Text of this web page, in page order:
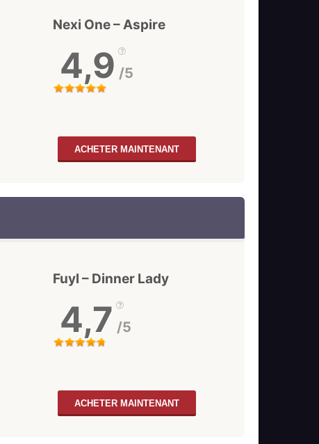
Nexi One – Aspire
4,9 /5
ACHETER MAINTENANT
Fuyl – Dinner Lady
4,7 /5
ACHETER MAINTENANT